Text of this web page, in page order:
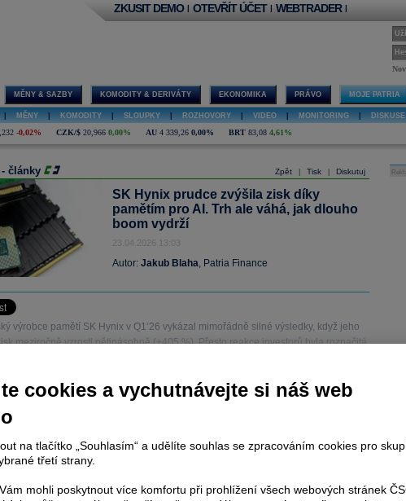
ZKUSIT DEMO | OTEVŘÍT ÚČET | WEBTRADER |
MĚNY & SAZBY KOMODITY & DERIVÁTY EKONOMIKA PRÁVO MOJE PATRIA
MĚNY KOMODITY SLOUPKY ROZHOVORY VIDEO MONITORING DISKUSE
-0,02% CZK/$ 20,966 0,00% AU 4 339,26 0,00% BRT 83,08 4,61%
Zpět Tisk Diskutuj
- články
SK Hynix prudce zvýšila zisk díky
pamětím pro AI. Trh ale váhá, jak dlouho
boom vydrží
23.04.2026 13:03
Autor: Jakub Blaha, Patria Finance
výrobce pamětí SK Hynix v Q1‘26 vykázal mimořádně silné výsledky, když jeho
meziročně vzrostl pětinásobně (+405 %). Přesto reakce investorů byla rozpačitá.
Plus
placeného informačního servisu získáte
ke
kompletnímu zpravodajství
bez jakýchkoliv omezení. Veškeré
cookies a vychutnávejte si náš web
na tlačítko „Souhlasím“ a udělíte souhlas se zpracováním cookies pro
třetí strany.
mohli poskytnout více komfortu při prohlížení všech webových stránek